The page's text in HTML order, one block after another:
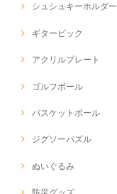
シュシュキーホルダー
ギターピック
アクリルプレート
ゴルフボール
バスケットボール
ジグソーパズル
ぬいぐるみ